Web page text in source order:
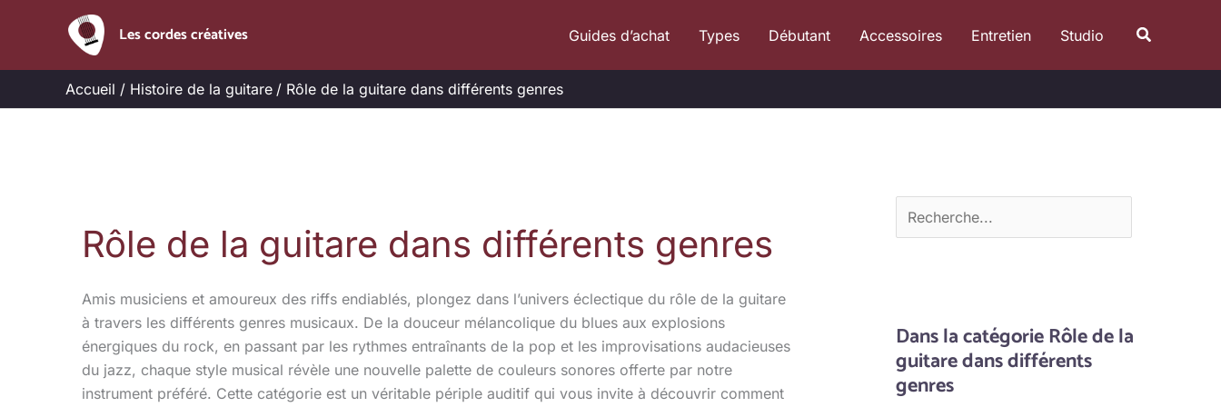
Les cordes créatives Guides d’achat Types Débutant Accessoires Entretien Studio
Accueil Histoire de la guitare Rôle de la guitare dans différents genres
Rôle de la guitare dans différents genres
Amis musiciens et amoureux des riffs endiablés, plongez dans l’univers éclectique du rôle de la guitare
à travers les différents genres musicaux. De la douceur mélancolique du blues aux explosions
énergiques du rock, en passant par les rythmes entraînants de la pop et les improvisations audacieuses
du jazz, chaque style musical révèle une nouvelle palette de couleurs sonores offerte par notre
instrument préféré. Cette catégorie est un véritable périple auditif qui vous invite à découvrir comment
e
c
Dans la catégorie Rôle de la
guitare dans différents
genres